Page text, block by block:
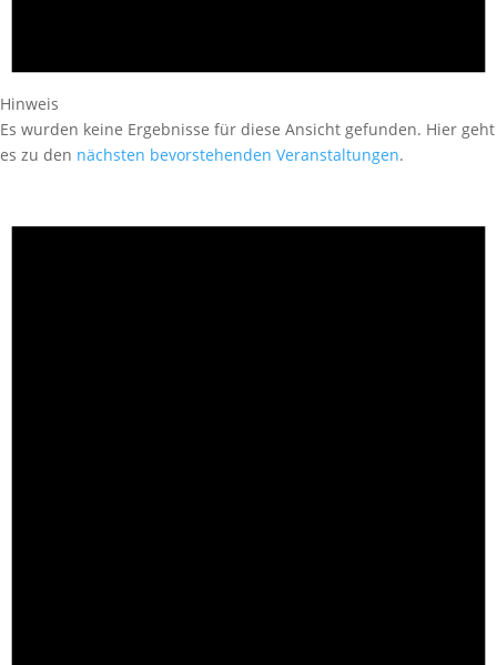
Hinweis
Es wurden keine Ergebnisse für diese Ansicht gefunden. Hier geht
es zu den nächsten bevorstehenden Veranstaltungen.